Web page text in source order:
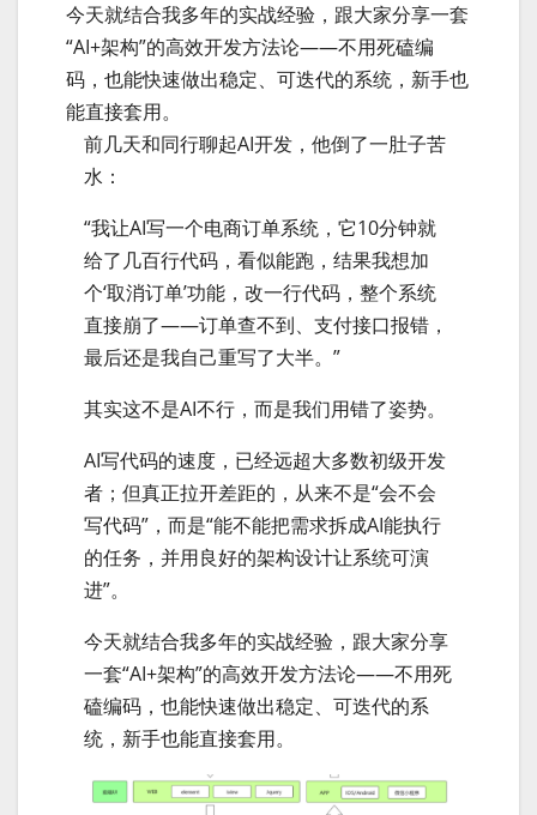
今天就结合我多年的实战经验，跟大家分享一套
“AI+架构”的高效开发方法论——不用死磕编
码，也能快速做出稳定、可迭代的系统，新手也
能直接套用。
前几天和同行聊起AI开发，他倒了一肚子苦
水：
“我让AI写一个电商订单系统，它10分钟就
给了几百行代码，看似能跑，结果我想加
个‘取消订单’功能，改一行代码，整个系统
直接崩了——订单查不到、支付接口报错，
最后还是我自己重写了大半。”
其实这不是AI不行，而是我们用错了姿势。
AI写代码的速度，已经远超大多数初级开发
者；但真正拉开差距的，从来不是“会不会
写代码”，而是“能不能把需求拆成AI能执行
的任务，并用良好的架构设计让系统可演
进”。
今天就结合我多年的实战经验，跟大家分享
一套“AI+架构”的高效开发方法论——不用死
磕编码，也能快速做出稳定、可迭代的系
统，新手也能直接套用。